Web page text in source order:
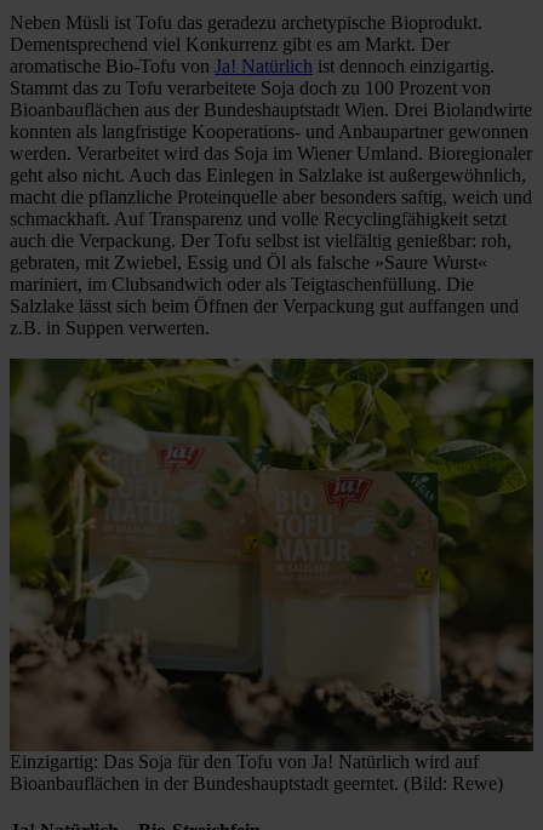
Neben Müsli ist Tofu das geradezu archetypische Bioprodukt.
Dementsprechend viel Konkurrenz gibt es am Markt. Der
aromatische Bio-Tofu von Ja! Natürlich ist dennoch einzigartig.
Stammt das zu Tofu verarbeitete Soja doch zu 100 Prozent von
Bioanbauflächen aus der Bundeshauptstadt Wien. Drei Biolandwirte
konnten als langfristige Kooperations- und Anbaupartner gewonnen
werden. Verarbeitet wird das Soja im Wiener Umland. Bioregionaler
geht also nicht. Auch das Einlegen in Salzlake ist außergewöhnlich,
macht die pflanzliche Proteinquelle aber besonders saftig, weich und
schmackhaft. Auf Transparenz und volle Recyclingfähigkeit setzt
auch die Verpackung. Der Tofu selbst ist vielfältig genießbar: roh,
gebraten, mit Zwiebel, Essig und Öl als falsche »Saure Wurst«
mariniert, im Clubsandwich oder als Teigtaschenfüllung. Die
Salzlake lässt sich beim Öffnen der Verpackung gut auffangen und
z.B. in Suppen verwerten.
Einzigartig: Das Soja für den Tofu von Ja! Natürlich wird auf
Bioanbauflächen in der Bundeshauptstadt geerntet. (Bild: Rewe)